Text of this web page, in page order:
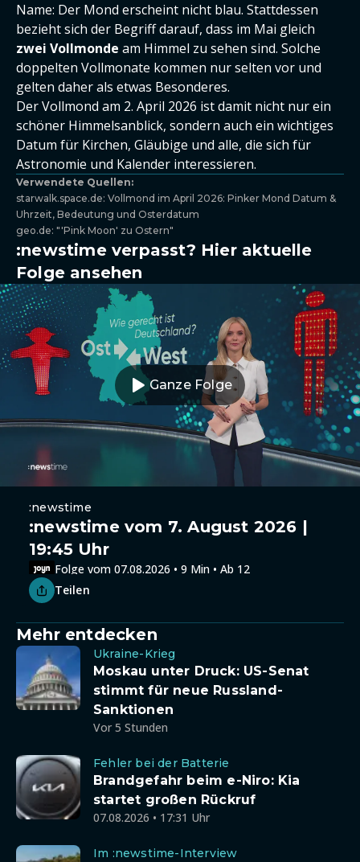
Name: Der Mond erscheint nicht blau. Stattdessen
bezieht sich der Begriff darauf, dass im Mai gleich
zwei Vollmonde am Himmel zu sehen sind. Solche
doppelten Vollmonate kommen nur selten vor und
gelten daher als etwas Besonderes.
Der Vollmond am 2. April 2026 ist damit nicht nur ein
schöner Himmelsanblick, sondern auch ein wichtiges
Datum für Kirchen, Gläubige und alle, die sich für
Astronomie und Kalender interessieren.
Verwendete Quellen:
starwalk.space.de: Vollmond im April 2026: Pinker Mond Datum &
Uhrzeit, Bedeutung und Osterdatum
geo.de: "'Pink Moon' zu Ostern"
:newstime verpasst? Hier aktuelle
Folge ansehen
Ganze Folge
:newstime
:newstime vom 7. August 2026 |
19:45 Uhr
Folge vom 07.08.2026 • 9 Min • Ab 12
Teilen
Mehr entdecken
Ukraine-Krieg
Moskau unter Druck: US-Senat
stimmt für neue Russland-
Sanktionen
Vor 5 Stunden
Fehler bei der Batterie
Brandgefahr beim e-Niro: Kia
startet großen Rückruf
07.08.2026 • 17:31 Uhr
Im :newstime-Interview